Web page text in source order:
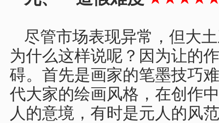
尽管市场表现异常，但大
为什么这样说呢？因为让的
碍。首先是画家的笔墨技巧
代大家的绘画风格，在创作
人的意境，有时是元人的风